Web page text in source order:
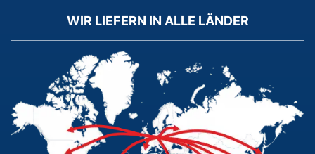
WIR LIEFERN IN ALLE LÄNDER